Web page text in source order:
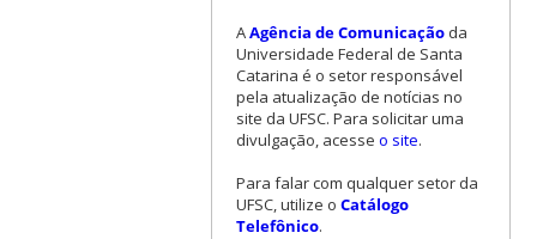
AAgência de Comunicaçãoda
Universidade Federal de Santa
Catarina é o setor responsável
pela atualização de notícias no
site da UFSC. Para solicitar uma
divulgação, acesse o site.
Para falar com qualquer setor da
UFSC, utilize o Catálogo
Telefônico.